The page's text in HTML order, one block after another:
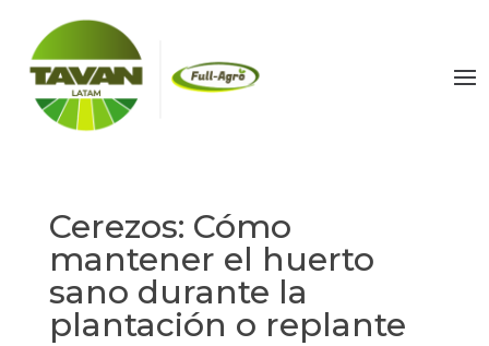
Cerezos: Cómo
mantener el huerto
sano durante la
plantación o replante